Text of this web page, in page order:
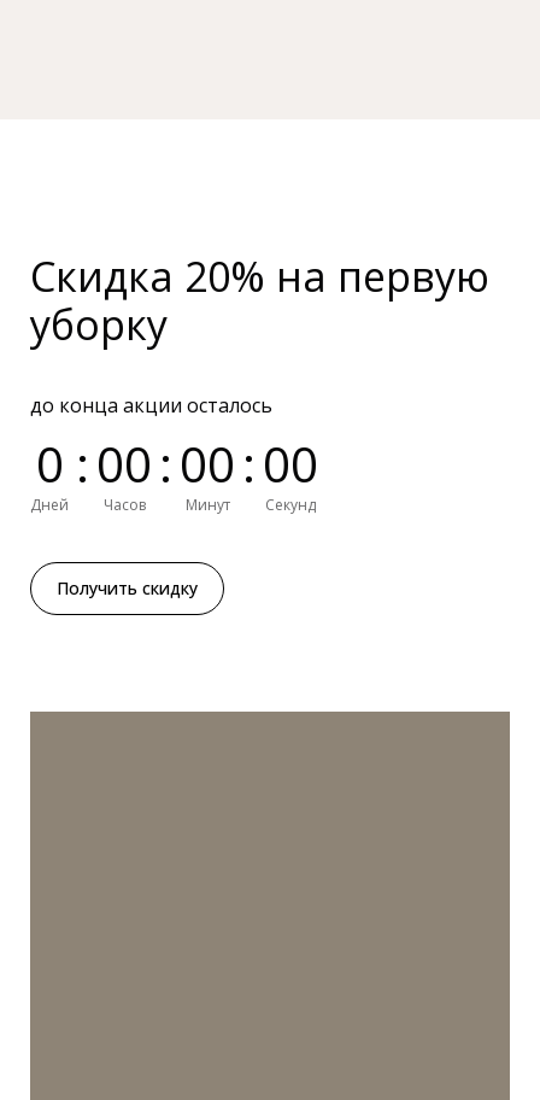
Скидка 20% на первую
уборку
до конца акции осталось
0
Дней
: 00
Часов
: 00
Минут
: 00
Секунд
Получить скидку